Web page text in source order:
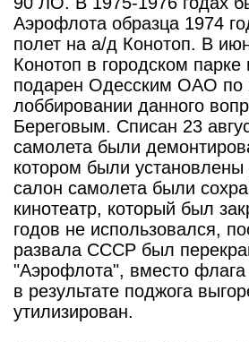
Аэрофлота образца 1974
полет на а/д Конотоп. В
Конотоп в городском
подарен Одесским ОАО по
лоббировании данного
Береговым. Списан 23
самолета были
котором были
салон самолета были
кинотеатр, который был
годов не использовался,
развала СССР был
"Аэрофлота", вместо
в результате поджога
утилизирован.